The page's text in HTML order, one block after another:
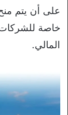
على أن يتم
خاصة
المالي.